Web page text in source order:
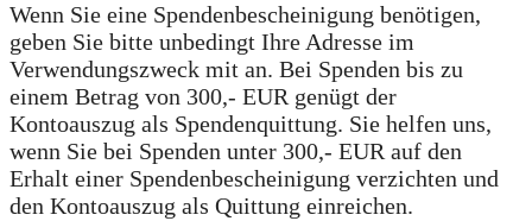
Wenn Sie eine Spendenbescheinigung benötigen,
geben Sie bitte unbedingt Ihre Adresse im
Verwendungszweck mit an. Bei Spenden bis zu
einem Betrag von 300,- EUR genügt der
Kontoauszug als Spendenquittung. Sie helfen uns,
wenn Sie bei Spenden unter 300,- EUR auf den
Erhalt einer Spendenbescheinigung verzichten und
den Kontoauszug als Quittung einreichen.